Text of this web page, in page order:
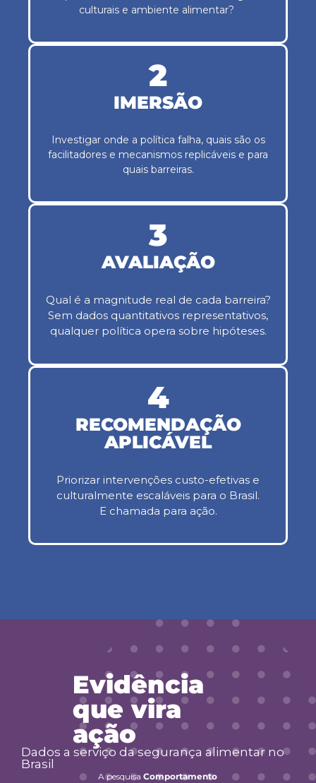
culturais e ambiente alimentar?
2
IMERSÃO
Investigar onde a política falha, quais são os
facilitadores e mecanismos replicáveis e para
quais barreiras.
3
AVALIAÇÃO
Qual é a magnitude real de cada barreira?
Sem dados quantitativos representativos,
qualquer política opera sobre hipóteses.
4
RECOMENDAÇÃO
APLICÁVEL
Priorizar intervenções custo-efetivas e
culturalmente escaláveis para o Brasil.
E chamada para ação.
Evidência
que vira
ação
Dados a serviço da segurança alimentar no
Brasil
A pesquisaComportamento